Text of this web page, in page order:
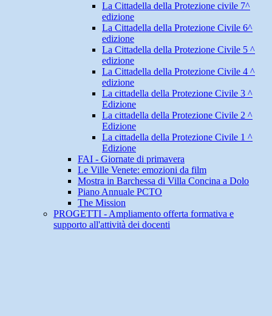
La Cittadella della Protezione civile 7^
edizione
La Cittadella della Protezione Civile 6^
edizione
La Cittadella della Protezione Civile 5 ^
edizione
La Cittadella della Protezione Civile 4 ^
edizione
La cittadella della Protezione Civile 3 ^
Edizione
La cittadella della Protezione Civile 2 ^
Edizione
La cittadella della Protezione Civile 1 ^
Edizione
FAI - Giornate di primavera
Le Ville Venete: emozioni da film
Mostra in Barchessa di Villa Concina a Dolo
Piano Annuale PCTO
The Mission
PROGETTI - Ampliamento offerta formativa e
supporto all'attività dei docenti